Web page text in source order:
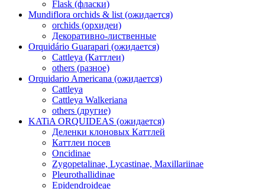
Flask (фласки)
Mundiflora orchids & list (ожидается)
orchids (орхидеи)
Декоративно-лиственные
Orquidário Guarapari (ожидается)
Cattleya (Каттлеи)
others (разное)
Orquidario Americana (ожидается)
Cattleya
Cattleya Walkeriana
others (другие)
KATiA ORQUIDEAS (ожидается)
Деленки клоновых Каттлей
Каттлеи посев
Oncidinae
Zygopetalinae, Lycastinae, Maxillariinae
Pleurothallidinae
Epidendroideae